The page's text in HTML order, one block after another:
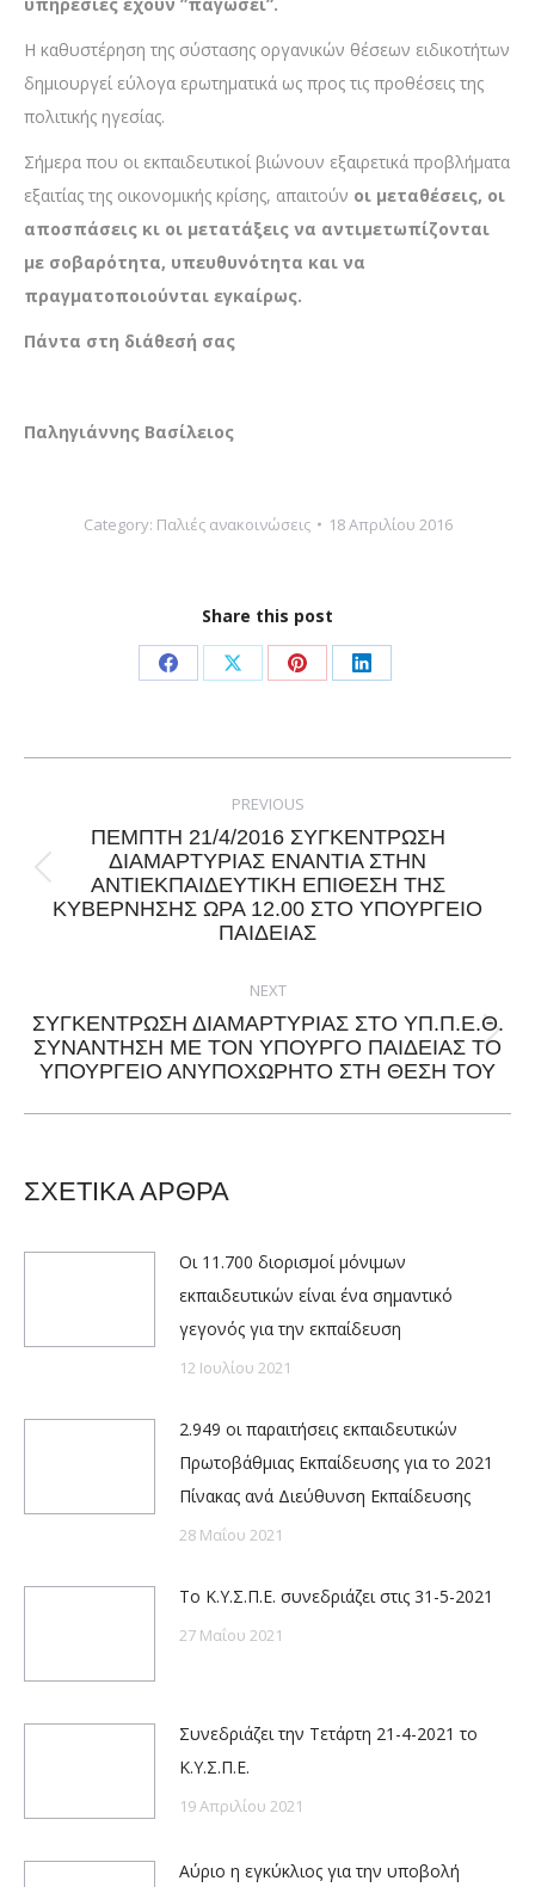
Η καθυστέρηση της σύστασης οργανικών θέσεων ειδικοτήτων
δημιουργεί εύλογα ερωτηματικά ως προς τις προθέσεις της
πολιτικής ηγεσίας.
Σήμερα που οι εκπαιδευτικοί βιώνουν εξαιρετικά προβλήματα
εξαιτίας της οικονομικής κρίσης, απαιτούν οι μεταθέσεις, οι
αποσπάσεις κι οι μετατάξεις να αντιμετωπίζονται
με σοβαρότητα, υπευθυνότητα και να
πραγματοποιούνται εγκαίρως.
Πάντα στη διάθεσή σας
Παληγιάννης Βασίλειος
Category: Παλιές ανακοινώσεις 18 Απριλίου 2016
Share this post
Share
Facebook
Share
X
Share
Pinterest
Share
LinkedIn
PREVIOUS
Previous
post:
ΠEMΠΤΗ 21/4/2016 ΣΥΓΚΕΝΤΡΩΣΗ
ΔΙΑΜΑΡΤΥΡΙΑΣ ΕΝΑΝΤΙΑ ΣΤΗΝ
ΑΝΤΙΕΚΠΑΙΔΕΥΤΙΚΗ ΕΠΙΘΕΣΗ ΤΗΣ
ΚΥΒΕΡΝΗΣΗΣ ΩΡΑ 12.00 ΣΤΟ ΥΠΟΥΡΓΕΙΟ
ΠΑΙΔΕΙΑΣ
NEXT
Next
post:
ΣΥΓΚΕΝΤΡΩΣΗ ΔΙΑΜΑΡΤΥΡΙΑΣ ΣΤΟ ΥΠ.Π.Ε.Θ.
ΣΥΝΑΝΤΗΣΗ ΜΕ ΤΟΝ ΥΠΟΥΡΓΟ ΠΑΙΔΕΙΑΣ TO
ΥΠΟΥΡΓΕΙΟ ΑΝΥΠΟΧΩΡΗΤΟ ΣΤΗ ΘΕΣΗ ΤΟΥ
ΣΧΕΤΙΚΑ ΑΡΘΡΑ
Οι 11.700 διορισμοί μόνιμων
εκπαιδευτικών είναι ένα σημαντικό
γεγονός για την εκπαίδευση
12 Ιουλίου 2021
2.949 οι παραιτήσεις εκπαιδευτικών
Πρωτοβάθμιας Εκπαίδευσης για το 2021
Πίνακας ανά Διεύθυνση Εκπαίδευσης
28 Μαΐου 2021
Το Κ.Υ.Σ.Π.Ε. συνεδριάζει στις 31-5-2021
27 Μαΐου 2021
Συνεδριάζει την Τετάρτη 21-4-2021 το
Κ.Υ.Σ.Π.Ε.
19 Απριλίου 2021
Αύριο η εγκύκλιος για την υποβολή